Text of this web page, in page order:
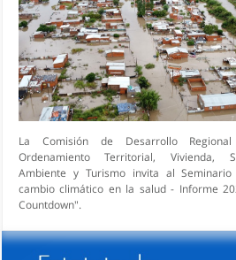
La Comisión de Desarrollo Regional
Ordenamiento Territorial, Vivienda,
Ambiente y Turismo invita al
cambio climático en la salud - Informe
Countdown".